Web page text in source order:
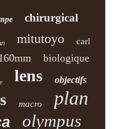
chirurgical
mitutoyo carl
biologique
lens objectifs
macro plan
olympus